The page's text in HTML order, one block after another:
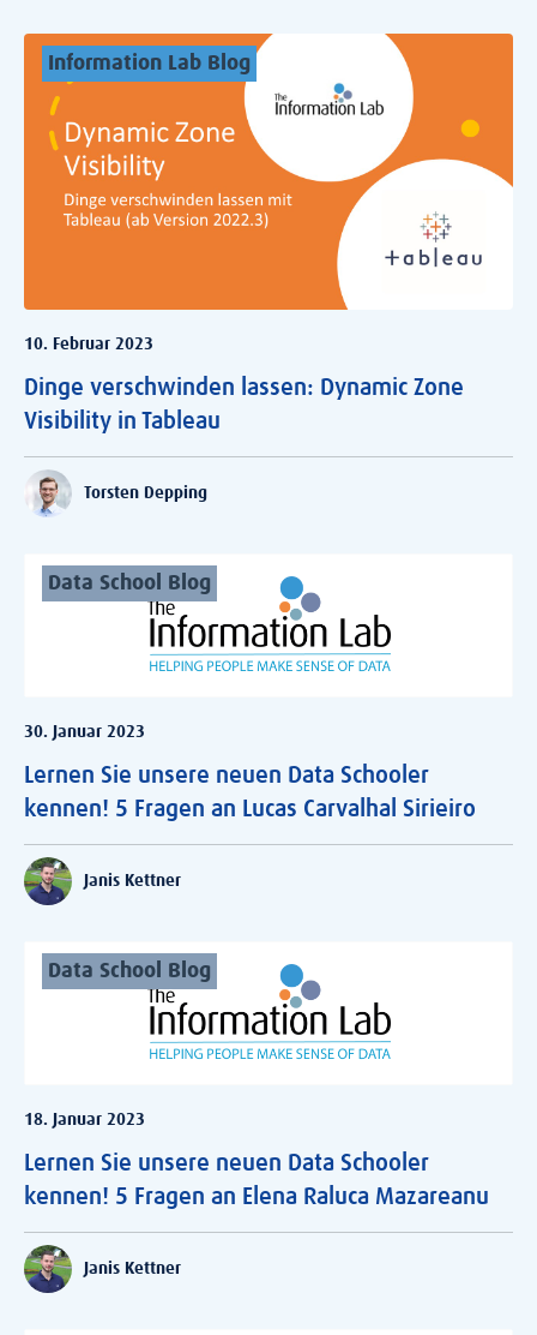
Information Lab Blog
10. Februar 2023
Dinge verschwinden lassen: Dynamic Zone
Visibility in Tableau
Torsten Depping
Data School Blog
30. Januar 2023
Lernen Sie unsere neuen Data Schooler
kennen! 5 Fragen an Lucas Carvalhal Sirieiro
Janis Kettner
Data School Blog
18. Januar 2023
Lernen Sie unsere neuen Data Schooler
kennen! 5 Fragen an Elena Raluca Mazareanu
Janis Kettner